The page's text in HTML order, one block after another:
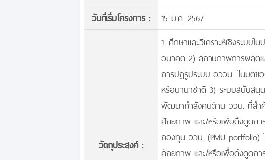
วันที่เริ่มโครงการ :
15 ม.ค. 2567
วัตถุประสงค์ :
1. ศึกษาและวิเคราะห์เชิงระบ
อนาคต 2) สถานภาพการผลิต
การปฏิรูประบบ อววน. ในมิติข
หรือนานาชาติ 3) ระบบสนับส
พัฒนากำลังคนด้าน ววน. ที่สำคั
ศักยภาพ และ/หรือเพื่อดึงดูดก
กองทุน ววน. (PMU portfolio)
ศักยภาพ และ/หรือเพื่อดึงดูดกา